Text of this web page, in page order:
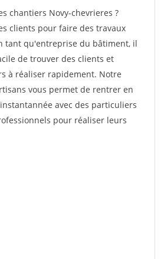
chantiers Novy-chevrieres ?
clients pour faire des travaux
tant qu'entreprise du bâtiment, il
de trouver des clients et
à réaliser rapidement. Notre
vous permet de rentrer en
avec des particuliers
pour réaliser leurs